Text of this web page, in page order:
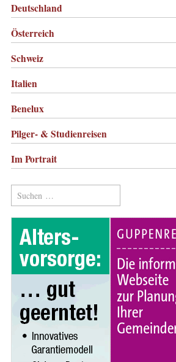
Deutschland
Österreich
Schweiz
Italien
Benelux
Pilger- & Studienreisen
Im Portrait
Suchen
nach: